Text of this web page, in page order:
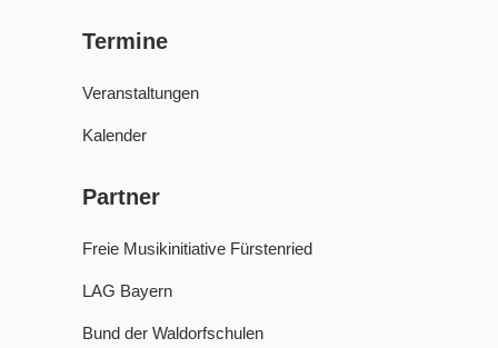
Termine
Veranstaltungen
Kalender
Partner
Freie Musikinitiative Fürstenried
LAG Bayern
Bund der Waldorfschulen